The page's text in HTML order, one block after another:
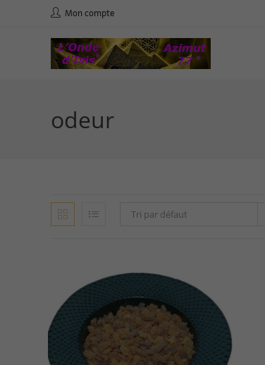
Mon compte
odeur
Tri par défaut